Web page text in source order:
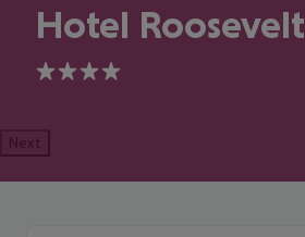
Hotel Roosevelt
4
Next